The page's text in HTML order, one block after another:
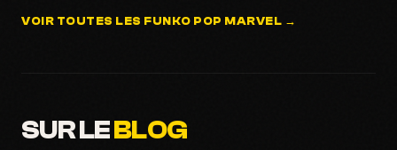
VOIR TOUTES LES FUNKO POP MARVEL →
SUR LEBLOG